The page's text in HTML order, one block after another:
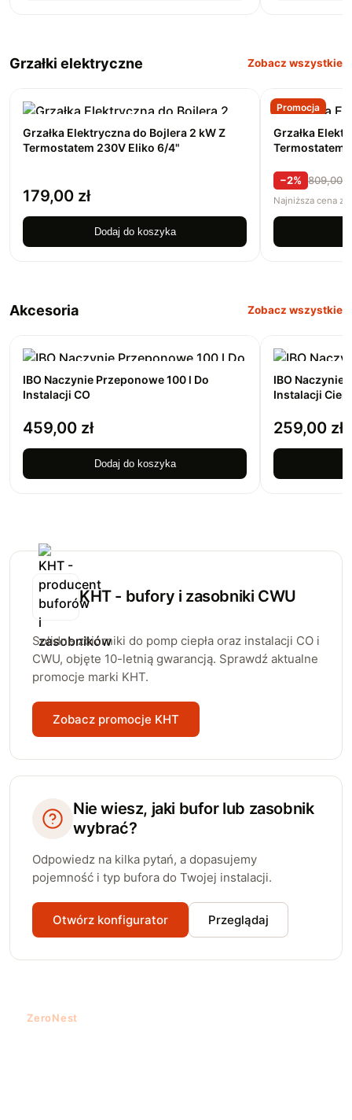
Grzałki elektryczne Zobacz wszystkie
Grzałka Elektryczna do Bojlera 2 kW Z
Termostatem 230V Eliko 6/4"
179,00 zł
Dodaj do koszyka
Promocja
Grzałka
Termostatem
−2% 809,00
Najniższa cena z
Akcesoria Zobacz wszystkie
IBO Naczynie Przeponowe 100 l Do
Instalacji CO
459,00 zł
Dodaj do koszyka
IBO Naczynie
Instalacji
259,00 zł
KHT - bufory i zasobniki CWU
Solidne zbiorniki do pomp ciepła oraz instalacji CO i
CWU, objęte 10-letnią gwarancją. Sprawdź aktualne
promocje marki KHT.
Zobacz promocje KHT
Nie wiesz, jaki bufor lub zasobnik
wybrać?
Odpowiedz na kilka pytań, a dopasujemy
pojemność i typ bufora do Twojej instalacji.
Otwórz konfigurator Przeglądaj
ZeroNest